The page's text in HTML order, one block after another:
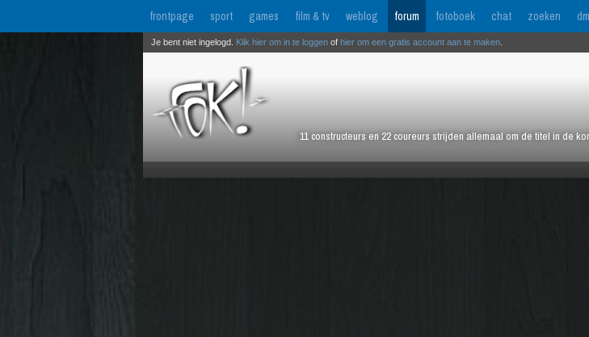
frontpage sport games film & tv weblog forum fotoboek chat zoeken dm
11 constructeurs en 22 coureurs strijden allemaal om de titel in de
Je bent niet ingelogd. Klik hier om in te loggen of hier om een gratis account aan te maken